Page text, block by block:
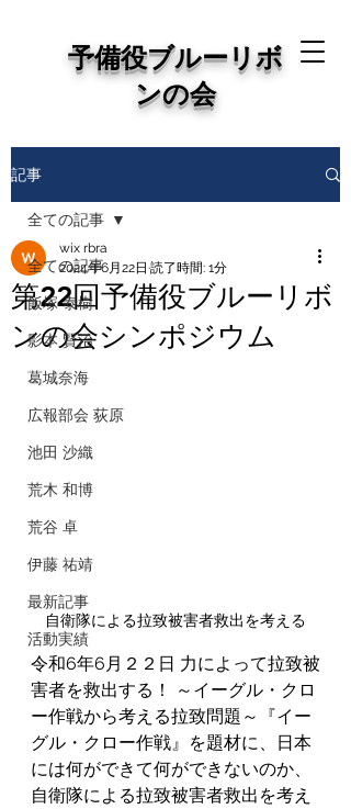
予備役ブルーリボ
ンの会
記事
全ての記事
飯塚 泰樹
影本 賢治
葛城奈海
広報部会 荻原
池田 沙織
荒木 和博
荒谷 卓
伊藤 祐靖
最新記事
活動実績
全ての記事
第22回予備役ブルーリボ
ンの会シンポジウム
wix rbra
2024年6月22日 読了時間: 1分
自衛隊による拉致被害者救出を考える
令和6年6月２２日 力によって拉致被
害者を救出する！ ～イーグル・クロ
ー作戦から考える拉致問題～『イー
グル・クロー作戦』を題材に、日本
には何ができて何ができないのか、
自衛隊による拉致被害者救出を考え